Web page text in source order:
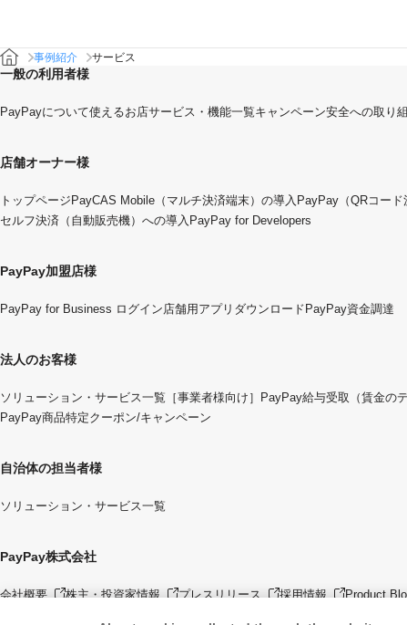
事例紹介 サービス
一般の利用者様
PayPayについて使えるお店サービス・機能一覧キャンペーン安全への取り
店舗オーナー様
トップページ PayCAS Mobile（マルチ決済端末）の導入 PayPay（QRコード
セルフ決済（自動販売機）への導入 PayPay for Developers
PayPay加盟店様
PayPay for Business ログイン店舗用アプリダウンロード PayPay資金調達
法人のお客様
ソリューション・サービス一覧 ［事業者様向け］PayPay給与受取（賃金の
PayPay商品特定クーポン/キャンペーン
自治体の担当者様
ソリューション・サービス一覧
PayPay株式会社
会社概要 株主・投資家情報 プレスリリース 採用情報 Product